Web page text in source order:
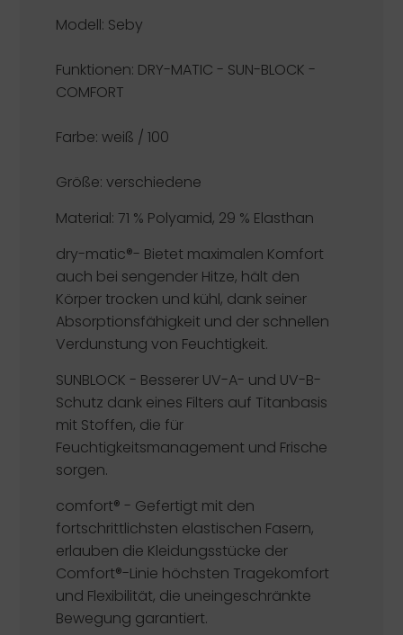
Modell: Seby
Funktionen: DRY-MATIC - SUN-BLOCK -
COMFORT
Farbe: weiß / 100
Größe: verschiedene
Material: 71 % Polyamid, 29 % Elasthan
dry-matic®- Bietet maximalen Komfort
auch bei sengender Hitze, hält den
Körper trocken und kühl, dank seiner
Absorptionsfähigkeit und der schnellen
Verdunstung von Feuchtigkeit.
SUNBLOCK - Besserer UV-A- und UV-B-
Schutz dank eines Filters auf Titanbasis
mit Stoffen, die für
Feuchtigkeitsmanagement und Frische
sorgen.
comfort® - Gefertigt mit den
fortschrittlichsten elastischen Fasern,
erlauben die Kleidungsstücke der
Comfort®-Linie höchsten Tragekomfort
und Flexibilität, die uneingeschränkte
Bewegung garantiert.